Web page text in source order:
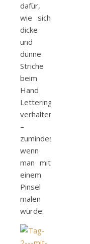
dafür,
wie sich
dicke
und
dünne
Striche
beim
Hand
Lettering
verhalten
–
zumindest
wenn
man mit
einem
Pinsel
malen
würde.